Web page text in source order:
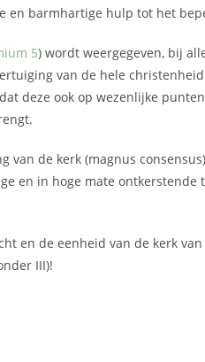
barmhartige hulp tot het
5) wordt weergegeven, bij
van de hele
deze ook op wezenlijke
de kerk (magnus
en in hoge mate
en de eenheid van de kerk
III)!